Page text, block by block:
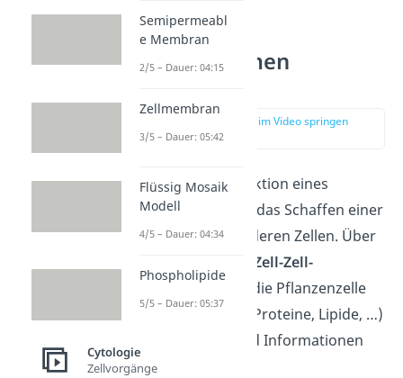
Plasmodesmen
zur Stelle im Video springen
(01:48)
Die wichtigste Funktion eines
Plasmodesmos ist das Schaffen einer
Verbindung zu anderen Zellen. Über
Zell-Zell-
Verbindung
kann die Pflanzenzelle
zahlreiche Stoffe (Proteine, Lipide, …)
transportieren und Informationen
austauschen.
Semipermeabl
e Membran
2/5 – Dauer: 04:15
Zellmembran
3/5 – Dauer: 05:42
Flüssig Mosaik
Modell
4/5 – Dauer: 04:34
Phospholipide
5/5 – Dauer: 05:37
Cytologie
Zellvorgänge